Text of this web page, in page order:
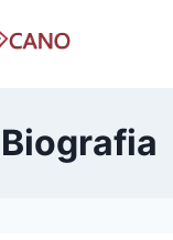
Biografia